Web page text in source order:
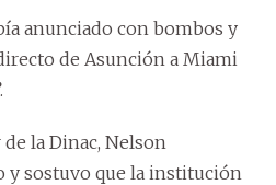
anunciado con bombos y
de Asunción a Miami
la Dinac, Nelson
y sostuvo que la institución